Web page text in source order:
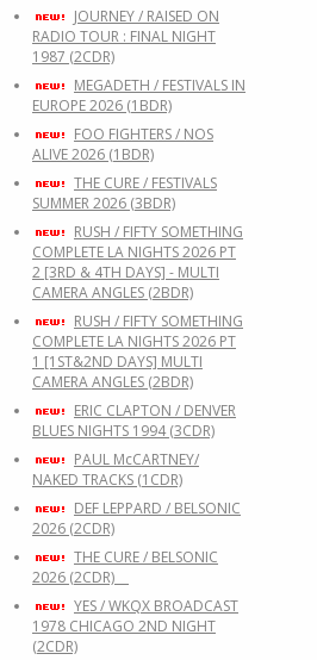
JOURNEY / RAISED ON
RADIO TOUR : FINAL NIGHT
1987 (2CDR)
MEGADETH / FESTIVALS IN
EUROPE 2026 (1BDR)
FOO FIGHTERS / NOS
ALIVE 2026 (1BDR)
THE CURE / FESTIVALS
SUMMER 2026 (3BDR)
RUSH / FIFTY SOMETHING
COMPLETE LA NIGHTS 2026 PT
2 [3RD & 4TH DAYS] - MULTI
CAMERA ANGLES (2BDR)
RUSH / FIFTY SOMETHING
COMPLETE LA NIGHTS 2026 PT
1 [1ST&2ND DAYS] MULTI
CAMERA ANGLES (2BDR)
ERIC CLAPTON / DENVER
BLUES NIGHTS 1994 (3CDR)
PAUL McCARTNEY/
NAKED TRACKS (1CDR)
DEF LEPPARD / BELSONIC
2026 (2CDR)
THE CURE / BELSONIC
2026 (2CDR)
YES / WKQX BROADCAST
1978 CHICAGO 2ND NIGHT
(2CDR)